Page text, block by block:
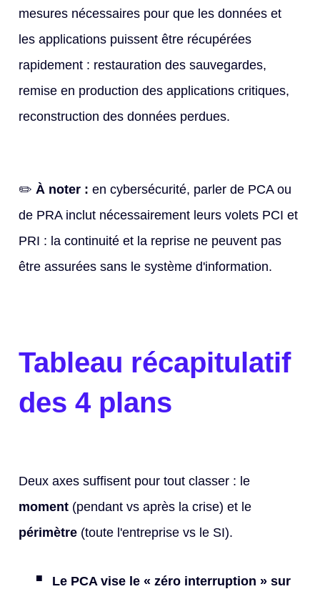
mesures nécessaires pour que les données et
les applications puissent être récupérées
rapidement : restauration des sauvegardes,
remise en production des applications critiques,
reconstruction des données perdues.
✏️ À noter : en cybersécurité, parler de PCA ou
de PRA inclut nécessairement leurs volets PCI et
PRI : la continuité et la reprise ne peuvent pas
être assurées sans le système d'information.
Tableau récapitulatif
des 4 plans
Deux axes suffisent pour tout classer : le
moment (pendant vs après la crise) et le
périmètre (toute l'entreprise vs le SI).
Le PCA vise le « zéro interruption » sur